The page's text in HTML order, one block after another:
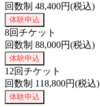
回数制 48,400円(税込)
体験申込
8回チケット
回数制 88,000円(税込)
体験申込
12回チケット
回数制 118,800円(税込)
体験申込